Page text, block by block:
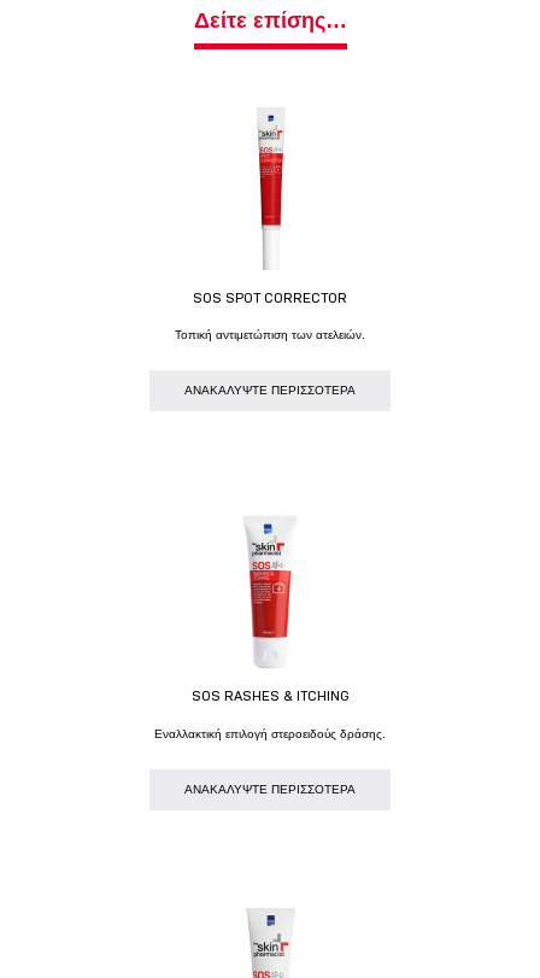
Δείτε επίσης…
SOS SPOT CORRECTOR
Τοπική αντιμετώπιση των ατελειών.
AΝΑΚΑΛΥΨΤΕ ΠΕΡΙΣΣΟΤΕΡΑ
SOS RASHES & ITCHING
Eναλλακτική επιλογή στεροειδούς δράσης.
AΝΑΚΑΛΥΨΤΕ ΠΕΡΙΣΣΟΤΕΡΑ